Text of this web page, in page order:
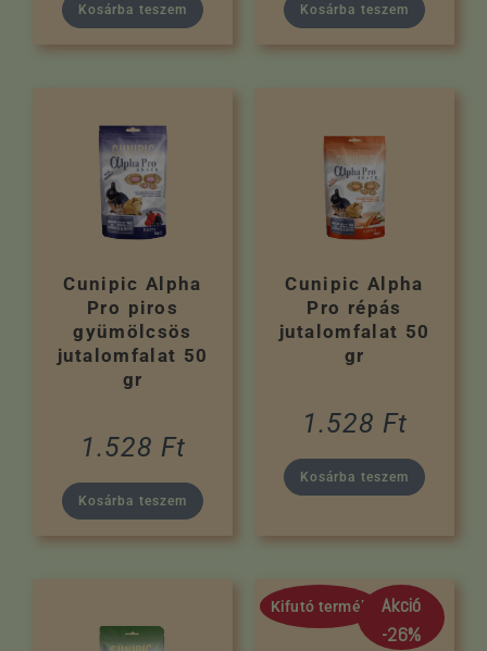
Kosárba teszem Kosárba teszem
Cunipic Alpha
Pro piros
gyümölcsös
jutalomfalat 50
gr
1.528 Ft
Kosárba teszem
Cunipic Alpha
Pro répás
jutalomfalat 50
gr
1.528 Ft
Kosárba teszem
Kifutó termék
Akció
-26%